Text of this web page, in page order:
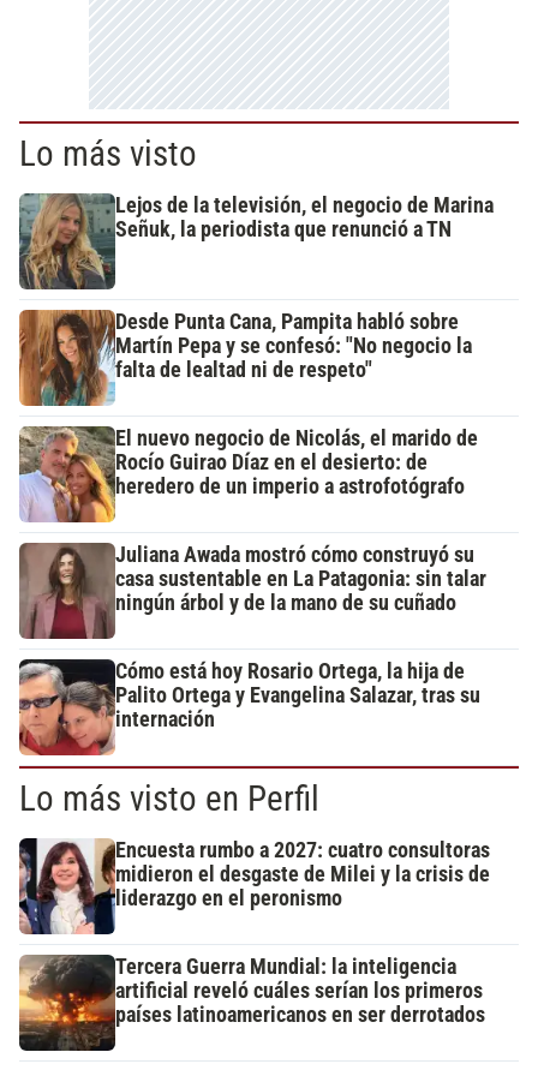
Lo más visto
Lejos de la televisión, el negocio de Marina
Señuk, la periodista que renunció a TN
Desde Punta Cana, Pampita habló sobre
Martín Pepa y se confesó: "No negocio la
falta de lealtad ni de respeto"
El nuevo negocio de Nicolás, el marido de
Rocío Guirao Díaz en el desierto: de
heredero de un imperio a astrofotógrafo
Juliana Awada mostró cómo construyó su
casa sustentable en La Patagonia: sin talar
ningún árbol y de la mano de su cuñado
Cómo está hoy Rosario Ortega, la hija de
Palito Ortega y Evangelina Salazar, tras su
internación
Lo más visto en Perfil
Encuesta rumbo a 2027: cuatro consultoras
midieron el desgaste de Milei y la crisis de
liderazgo en el peronismo
Tercera Guerra Mundial: la inteligencia
artificial reveló cuáles serían los primeros
países latinoamericanos en ser derrotados